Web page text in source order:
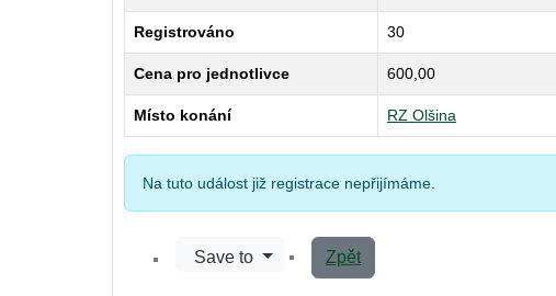
Registrováno 30
Cena pro jednotlivce 600,00
Místo konání RZ Olšina
Na tuto událost již registrace nepřijímáme.
Save to Zpět